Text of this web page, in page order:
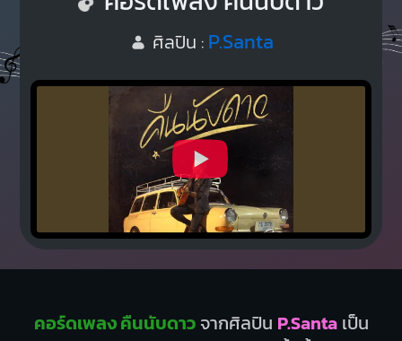
ศิลปิน : P.Santa
คอร์ดเพลง คืนนับดาวจากศิลปิน P.Santaเป็น